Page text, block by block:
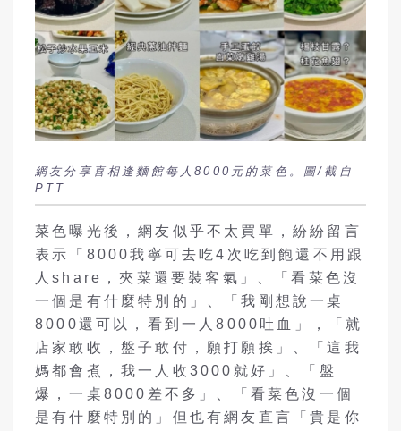
網友分享喜相逢麵館每人8000元的菜色。圖/截自
PTT
菜色曝光後，網友似乎不太買單，紛紛留言
表示「8000我寧可去吃4次吃到飽還不用跟
人share，夾菜還要裝客氣」、「看菜色沒
一個是有什麼特別的」、「我剛想說一桌
8000還可以，看到一人8000吐血」，「就
店家敢收，盤子敢付，願打願挨」、「這我
媽都會煮，我一人收3000就好」、「盤
爆，一桌8000差不多」、「看菜色沒一個
是有什麼特別的」但也有網友直言「貴是你